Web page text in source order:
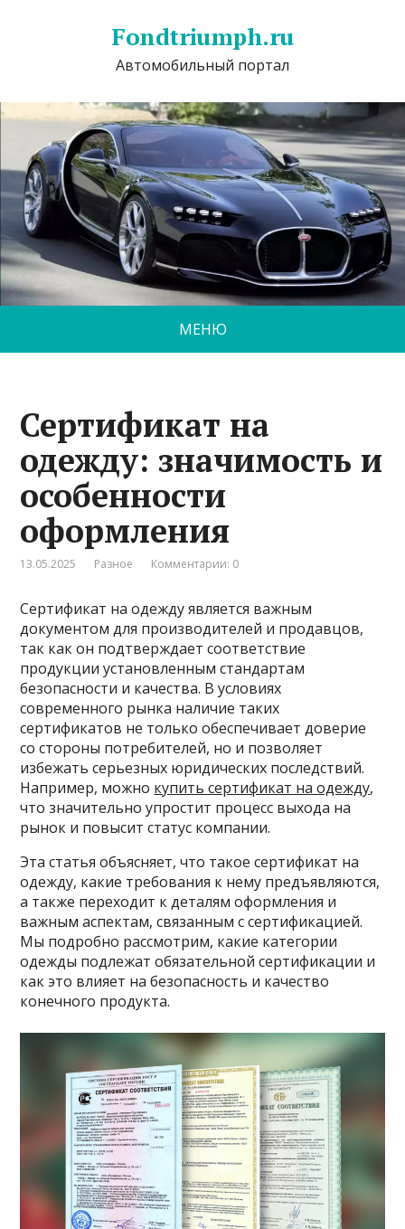
Fondtriumph.ru
Автомобильный портал
МЕНЮ
Сертификат на
одежду: значимость и
особенности
оформления
13.05.2025 Разное Комментарии: 0
Сертификат на одежду является важным
документом для производителей и продавцов,
так как он подтверждает соответствие
продукции установленным стандартам
безопасности и качества. В условиях
современного рынка наличие таких
сертификатов не только обеспечивает доверие
со стороны потребителей, но и позволяет
избежать серьезных юридических последствий.
Например, можно купить сертификат на одежду,
что значительно упростит процесс выхода на
рынок и повысит статус компании.
Эта статья объясняет, что такое сертификат на
одежду, какие требования к нему предъявляются,
а также переходит к деталям оформления и
важным аспектам, связанным с сертификацией.
Мы подробно рассмотрим, какие категории
одежды подлежат обязательной сертификации и
как это влияет на безопасность и качество
конечного продукта.